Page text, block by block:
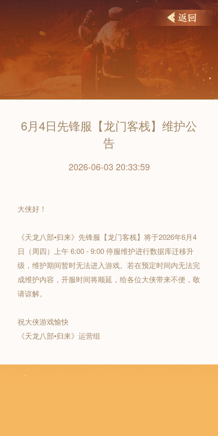
6月4日先锋服【龙门客栈】维护公
告
2026-06-03 20:33:59
大侠好！
《天龙八部•归来》先锋服【龙门客栈】将于2026年6月4
日（周四）上午 6:00 - 9:00 停服维护进行数据库迁移升
级，维护期间暂时无法进入游戏。若在预定时间内无法完
成维护内容，开服时间将顺延，给各位大侠带来不便，敬
请谅解。
祝大侠游戏愉快
《天龙八部•归来》运营组